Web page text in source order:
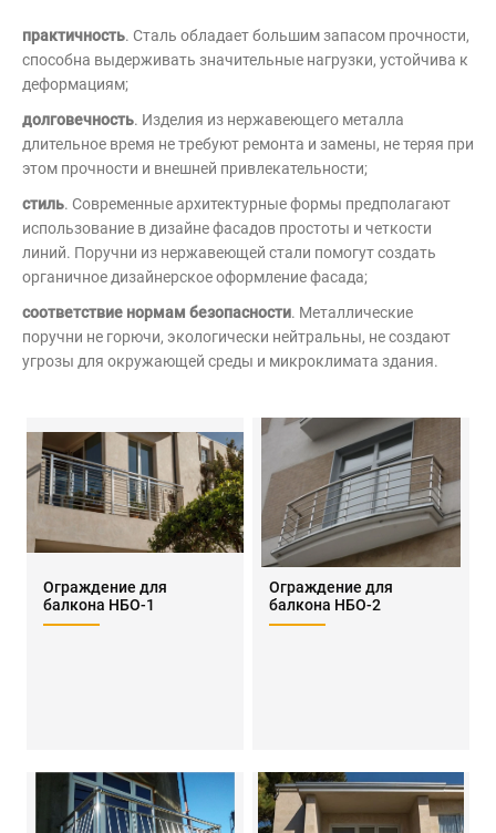
практичность. Сталь обладает большим запасом прочности,
способна выдерживать значительные нагрузки, устойчива к
деформациям;
долговечность. Изделия из нержавеющего металла
длительное время не требуют ремонта и замены, не теряя при
этом прочности и внешней привлекательности;
стиль. Современные архитектурные формы предполагают
использование в дизайне фасадов простоты и четкости
линий. Поручни из нержавеющей стали помогут создать
органичное дизайнерское оформление фасада;
соответствие нормам безопасности. Металлические
поручни не горючи, экологически нейтральны, не создают
угрозы для окружающей среды и микроклимата здания.
Ограждение для
балкона НБО-1
Ограждение для
балкона НБО-2